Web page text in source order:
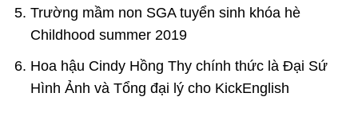
Trường mầm non SGA tuyển sinh khóa hè
Childhood summer 2019
Hoa hậu Cindy Hồng Thy chính thức là Đại Sứ
Hình Ảnh và Tổng đại lý cho KickEnglish